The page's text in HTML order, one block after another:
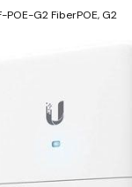
G2 FiberPOE, G2